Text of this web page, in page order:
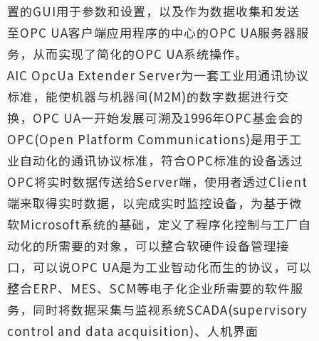
置的GUI用于参数和设置，以及作为数据收集和发送
至OPC UA客户端应用程序的中心的OPC UA服务器服
务，从而实现了简化的OPC UA系统操作。
AIC OpcUa Extender Server为一套工业用通讯协议
标准，能使机器与机器间(M2M)的数字数据进行交
换，OPC UA一开始发展可溯及1996年OPC基金会的
OPC(Open Platform Communications)是用于工
业自动化的通讯协议标准，符合OPC标准的设备透过
OPC将实时数据传送给Server端，使用者透过Client
端来取得实时数据，以完成实时监控设备，为基于微
软Microsoft系统的基础，定义了程序化控制与工厂自
动化的所需要的对象，可以整合软硬件设备管理接
口，可以说OPC UA是为工业智动化而生的协议，可以
整合ERP、MES、SCM等电子化企业所需要的软件服
务，同时将数据采集与监视系统SCADA(supervisory
control and data acquisition)、人机界面